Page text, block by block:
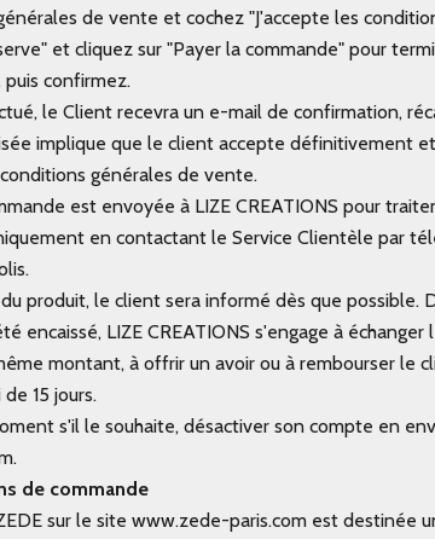
de vente et cochez "J'accepte les
et cliquez sur "Payer la commande" pour
puis confirmez.
le Client recevra un e-mail de confirmation,
implique que le client accepte définitivement
générales de vente.
est envoyée à LIZE CREATIONS pour
en contactant le Service Clientèle par
produit, le client sera informé dès que possible.
encaissé, LIZE CREATIONS s'engage à
montant, à offrir un avoir ou à rembourser le
15 jours.
s'il le souhaite, désactiver son compte en
.
de commande
sur le site www.zede-paris.com est destinée